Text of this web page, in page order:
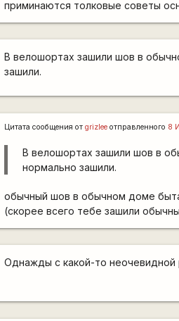
приминаются толковые советы
В велошортах зашили шов в
зашили.
Цитата сообщения отgrizlee отправленного 8
В велошортах зашили шов в
нормально зашили.
обычный шов в обычном доме
(скорее всего тебе зашили
Однажды с какой-то неочевидной